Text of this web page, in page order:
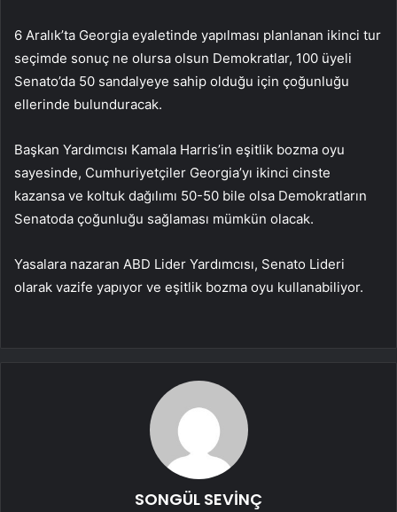
6 Aralık’ta Georgia eyaletinde yapılması planlanan ikinci tur
seçimde sonuç ne olursa olsun Demokratlar, 100 üyeli
Senato’da 50 sandalyeye sahip olduğu için çoğunluğu
ellerinde bulunduracak.
Başkan Yardımcısı Kamala Harris’in eşitlik bozma oyu
sayesinde, Cumhuriyetçiler Georgia’yı ikinci cinste
kazansa ve koltuk dağılımı 50-50 bile olsa Demokratların
Senatoda çoğunluğu sağlaması mümkün olacak.
Yasalara nazaran ABD Lider Yardımcısı, Senato Lideri
olarak vazife yapıyor ve eşitlik bozma oyu kullanabiliyor.
SONGÜL SEVİNÇ